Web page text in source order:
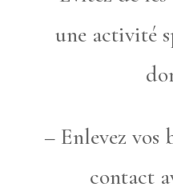
une activité
– Enlevez
contact